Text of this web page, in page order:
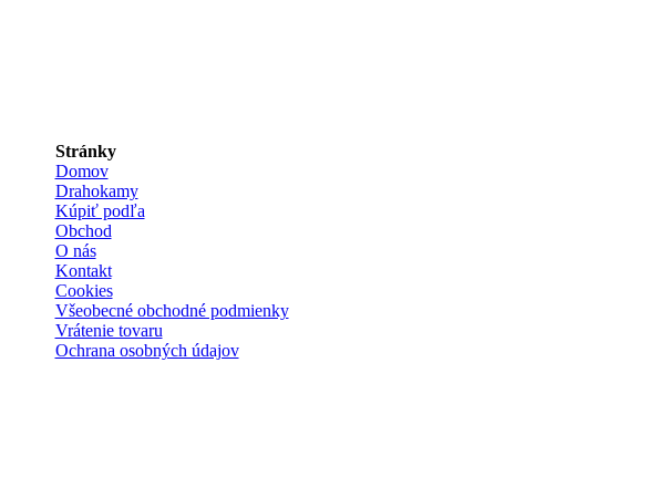
Stránky
Domov
Drahokamy
Kúpiť podľa
Obchod
O nás
Kontakt
Cookies
Všeobecné obchodné podmienky
Vrátenie tovaru
Ochrana osobných údajov